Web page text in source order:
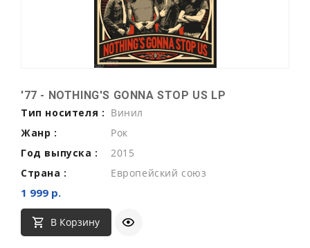
'77 - NOTHING'S GONNA STOP US LP
Тип носителя : Винил
Жанр :
Рок
Год выпуска :
2015
Страна :
Европейский союз
1 999 р.
В Корзину